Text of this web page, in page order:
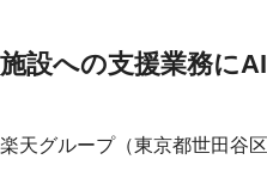
施設への支援業務に
楽天グループ（東京都世田谷